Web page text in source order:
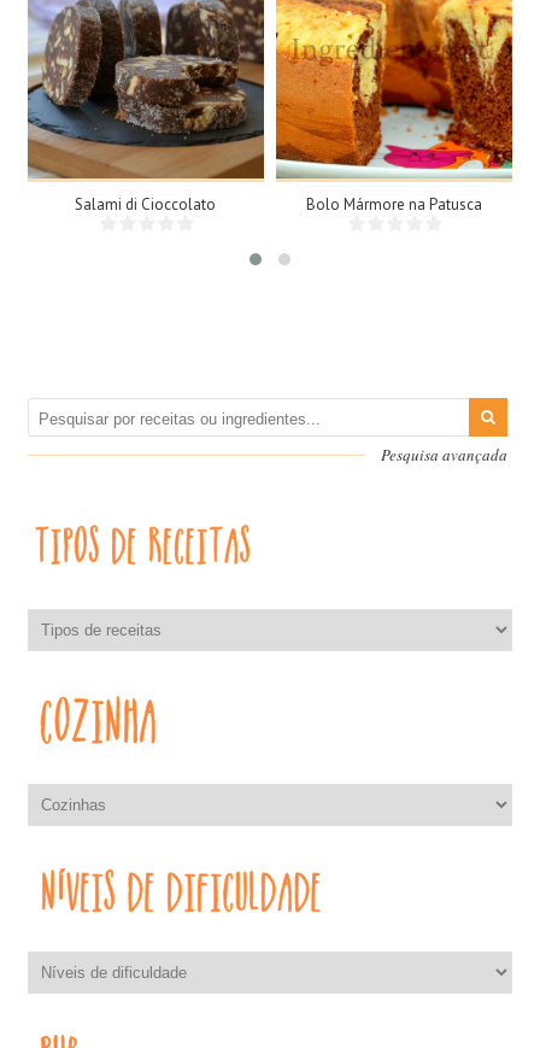
15 Fatias
N/A
Salami di Cioccolato
8 Doses
8 Pessoas
25Min
Bolo Mármore na Patusca
Pesquisa avançada